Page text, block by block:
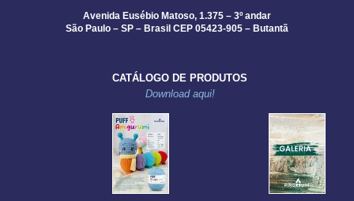
Avenida Eusébio Matoso, 1.375 – 3º andar
São Paulo – SP – Brasil CEP 05423-905 – Butantã
CATÁLOGO DE PRODUTOS
Download aqui!